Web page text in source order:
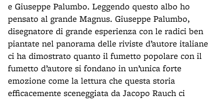
e Giuseppe Palumbo. Leggendo questo albo ho
pensato al grande Magnus. Giuseppe Palumbo,
disegnatore di grande esperienza con le radici ben
piantate nel panorama delle riviste d’autore italiane
ci ha dimostrato quanto il fumetto popolare con il
fumetto d’autore si fondano in un’unica forte
emozione come la lettura che questa storia
efficacemente sceneggiata da Jacopo Rauch ci